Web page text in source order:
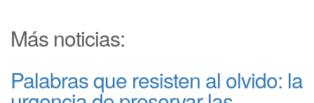
Más noticias:
Palabras que resisten al olvido: la